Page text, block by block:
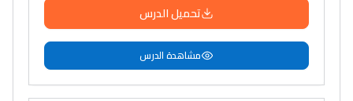
تحميل الدرس
مشاهدة الدرس